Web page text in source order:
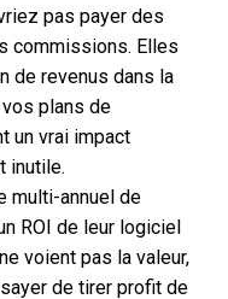
pas payer des
commissions. Elles
de revenus dans la
plans de
un vrai impact
inutile.
multi-annuel de
ROI de leur logiciel
voient pas la valeur,
de tirer profit de